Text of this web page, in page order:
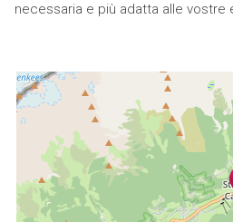
necessaria e più adatta alle vostre